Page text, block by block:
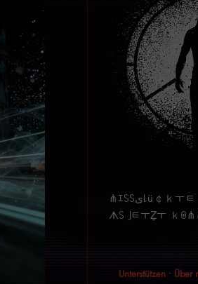
⋔ｴ꒚꒚ﻯ꒒ü￠ｋￓﾼ ꒳ﾼ꒒ￓ ꎧﾼቄ ꒯ﾼｴℕ ﻯ꒒
ᗑ꒚ ｣ﾼￓẔￓ ｋ
Unterstützen• Über